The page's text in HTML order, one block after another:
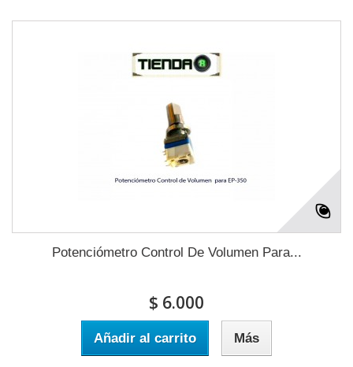
Potenciómetro Control De Volumen Para...
$ 6.000
Añadir al carrito Más